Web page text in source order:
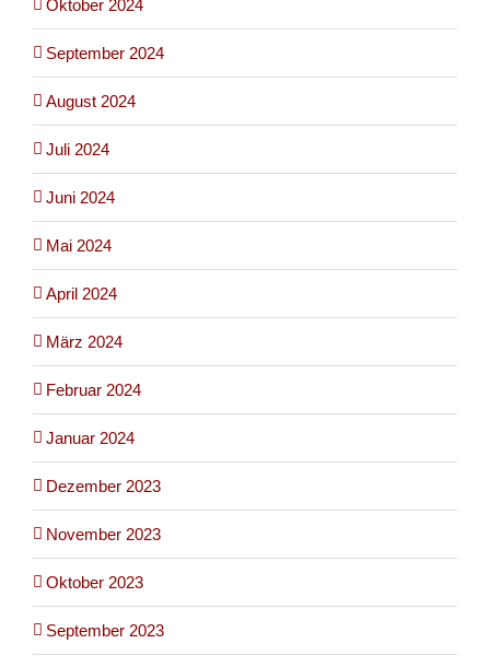
Oktober 2024
September 2024
August 2024
Juli 2024
Juni 2024
Mai 2024
April 2024
März 2024
Februar 2024
Januar 2024
Dezember 2023
November 2023
Oktober 2023
September 2023